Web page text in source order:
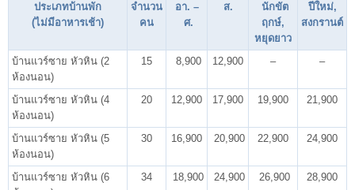
ประเภทบ้านพัก
(ไม่มีอาหารเช้า)
จำนวน
คน
อา. –
ศ.
ส.
นักขัต
ฤกษ์,
หยุดยาว
ปีใหม่,
สงกรานต์
บ้านแวร์ซาย หัวหิน (2
ห้องนอน)
15 8,900 12,900 – –
บ้านแวร์ซาย หัวหิน (4
ห้องนอน)
20 12,900 17,900 19,900 21,900
บ้านแวร์ซาย หัวหิน (5
ห้องนอน)
30 16,900 20,900 22,900 24,900
บ้านแวร์ซาย หัวหิน (6
34 18,900 24,900 26,900 28,900